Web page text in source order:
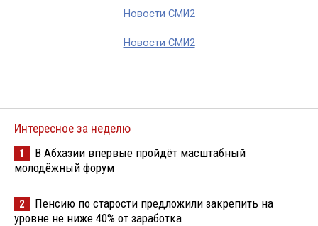
Новости СМИ2
Новости СМИ2
Интересное за неделю
1
В Абхазии впервые пройдёт масштабный
молодёжный форум
2
Пенсию по старости предложили закрепить на
уровне не ниже 40% от заработка